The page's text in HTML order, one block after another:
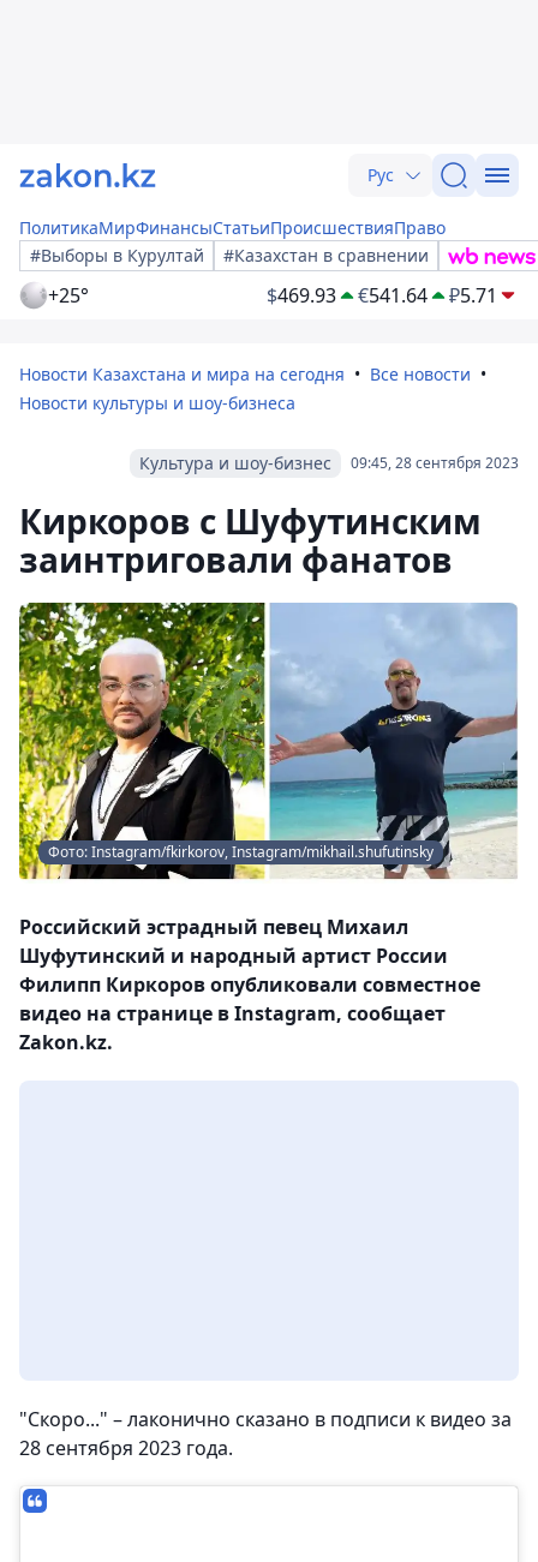
Рус
ПолитикаМирФинансыСтатьиПроисшествияПраво
#Выборы в Курултай
#Казахстан в сравнении
+25° $469.93 €541.64 ₽5.71
Новости Казахстана и мира на сегодня
Все новости
Новости культуры и шоу-бизнеса
09:45, 28 сентября 2023
Культура и шоу-бизнес
Киркоров с Шуфутинским
заинтриговали фанатов
Фото: Instagram/fkirkorov, Instagram/mikhail.shufutinsky
Российский эстрадный певец Михаил
Шуфутинский и народный артист России
Филипп Киркоров опубликовали совместное
видео на странице в Instagram, сообщает
Zakon.kz.
"Скоро..." – лаконично сказано в подписи к видео за
28 сентября 2023 года.